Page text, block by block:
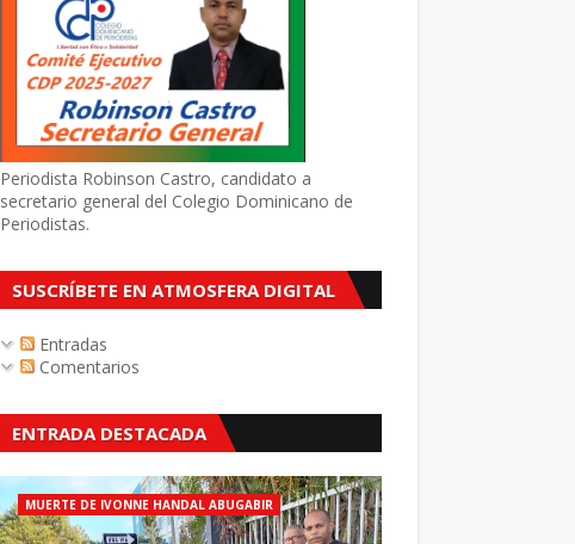
Periodista Robinson Castro, candidato a
secretario general del Colegio Dominicano de
Periodistas.
SUSCRÍBETE EN ATMOSFERA DIGITAL
Entradas
Comentarios
ENTRADA DESTACADA
MUERTE DE IVONNE HANDAL ABUGABIR